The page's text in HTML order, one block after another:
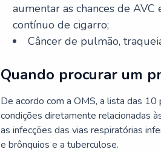
aumentar as chances de
contínuo de cigarro;
Câncer de pulmão,
Quando procurar um
De acordo com a OMS, a lista das 10
condições diretamente relacionadas
as infecções das vias respiratórias
e brônquios e a tuberculose.